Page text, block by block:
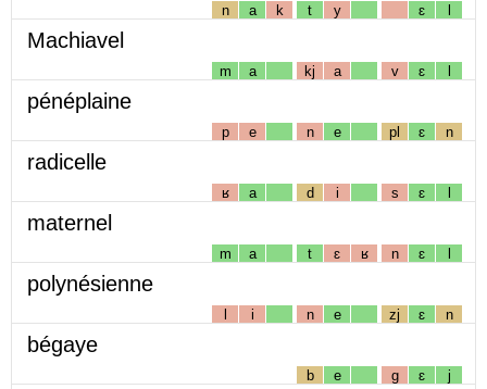
n a k t y ɛ l
Machiavel
m a kj a v ɛ l
pénéplaine
p e n e pl ɛ n
radicelle
ʁ a d i s ɛ l
maternel
m a t ɛ ʁ n ɛ l
polynésienne
l i n e zj ɛ n
bégaye
b e g ɛ j